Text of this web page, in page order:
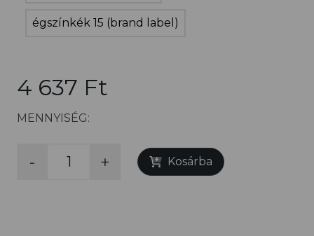
égszínkék 15 (brand label)
4 637 Ft
MENNYISÉG:
- + Kosárba